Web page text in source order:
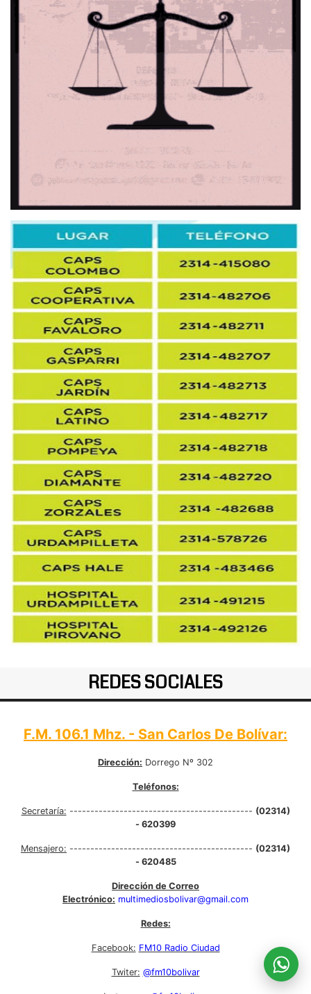
REDES SOCIALES
F.M. 106.1 Mhz. - San Carlos De Bolívar:
Dirección: Dorrego Nº 302
Teléfonos:
Secretaría: -------------------------------------------- (02314)
- 620399
Mensajero: -------------------------------------------- (02314)
- 620485
Dirección de Correo
Electrónico: multimediosbolivar@gmail.com
Redes:
Facebook: FM10 Radio Ciudad
Twiter: @fm10bolivar